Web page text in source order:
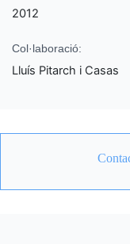
2012
Col·laboració:
Lluís Pitarch i Casas